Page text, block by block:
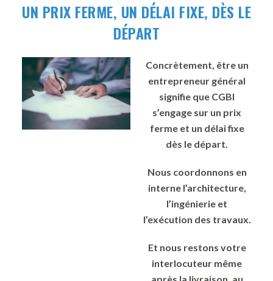
UN PRIX FERME, UN DÉLAI FIXE, DÈS LE
DÉPART
Concrètement, être un
entrepreneur général
signifie que CGBI
s’engage sur un prix
ferme et un délai fixe
dès le départ.
Nous coordonnons en
interne l’architecture,
l’ingénierie et
l’exécution des travaux.
Et nous restons votre
interlocuteur même